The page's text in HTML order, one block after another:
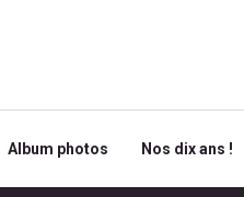
Album photos Nos dix ans !